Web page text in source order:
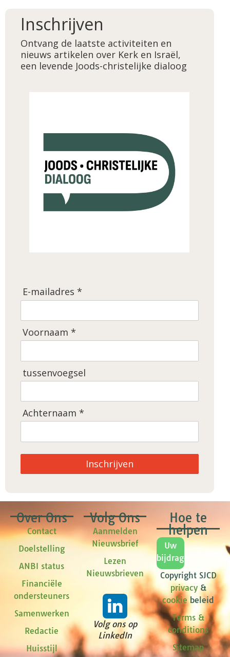
Inschrijven
Ontvang de laatste activiteiten en
nieuws artikelen over Kerk en Israël,
een levende Joods-christelijke dialoog
E-mailadres *
Voornaam *
tussenvoegsel
Achternaam *
Inschrijven
Over Ons
Contact
Doelstelling
ANBI status
Financiële
ondersteuners
Samenwerken
Redactie
Huisstijl
Volg Ons
Aanmelden
Nieuwsbrief
Lezen
Nieuwsbrieven
Volg ons op
LinkedIn
Hoe te
helpen
Uw
bijdrage
Copyright SJCD
privacy&
cookie beleid
Terms &
conditions
Sitemap